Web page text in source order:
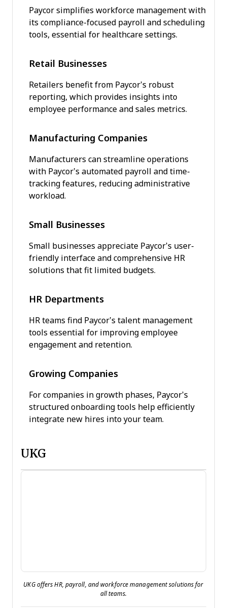
Paycor simplifies workforce management with
its compliance-focused payroll and scheduling
tools, essential for healthcare settings.
Retail Businesses
Retailers benefit from Paycor’s robust
reporting, which provides insights into
employee performance and sales metrics.
Manufacturing Companies
Manufacturers can streamline operations
with Paycor’s automated payroll and time-
tracking features, reducing administrative
workload.
Small Businesses
Small businesses appreciate Paycor’s user-
friendly interface and comprehensive HR
solutions that fit limited budgets.
HR Departments
HR teams find Paycor’s talent management
tools essential for improving employee
engagement and retention.
Growing Companies
For companies in growth phases, Paycor’s
structured onboarding tools help efficiently
integrate new hires into your team.
UKG
UKG offers HR, payroll, and workforce management solutions for
all teams.